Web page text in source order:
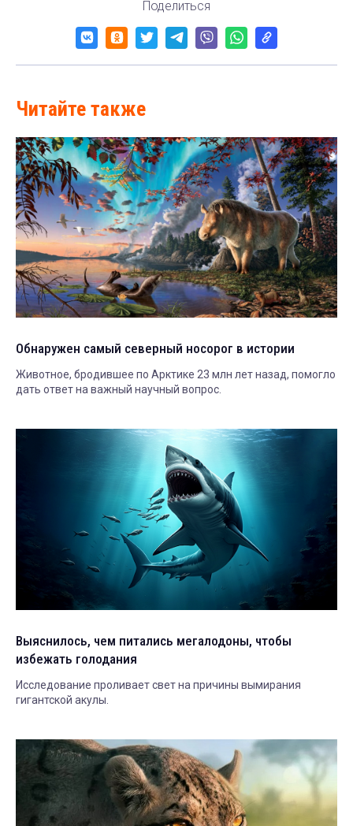
Поделиться
Читайте также
Обнаружен самый северный носорог в истории
Животное, бродившее по Арктике 23 млн лет назад, помогло
дать ответ на важный научный вопрос.
Выяснилось, чем питались мегалодоны, чтобы
избежать голодания
Исследование проливает свет на причины вымирания
гигантской акулы.